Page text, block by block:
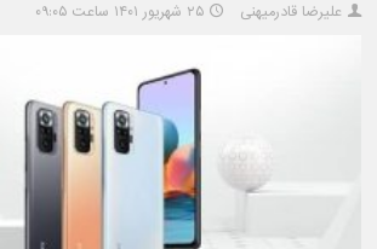
علیرضا قادرمیهنی ۲۵ شهریور ۱۴۰۱ ساعت ۰۹:۰۵